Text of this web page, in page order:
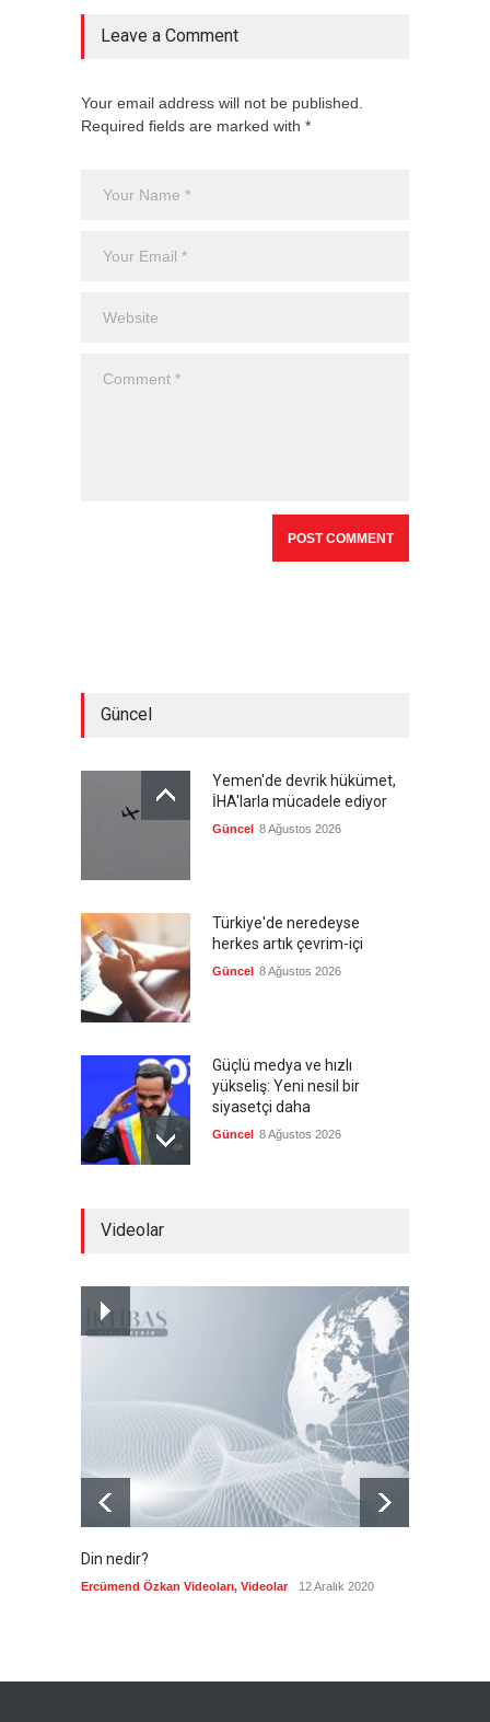
Leave a Comment
Your email address will not be published.
Required fields are marked with *
Güncel
Yemen'de devrik hükümet,
İHA'larla mücadele ediyor
Güncel 8 Ağustos 2026
Türkiye'de neredeyse
herkes artık çevrim-içi
Güncel 8 Ağustos 2026
Güçlü medya ve hızlı
yükseliş: Yeni nesil bir
siyasetçi daha
Güncel 8 Ağustos 2026
Kolombiya, solcu Petro'nun
yerine aşırı sağcı Espriella'yı
Güncel 8 Ağustos 2026
Videolar
Din nedir?
Ercümend Özkan Videoları, Videolar 12 Aralık 2020